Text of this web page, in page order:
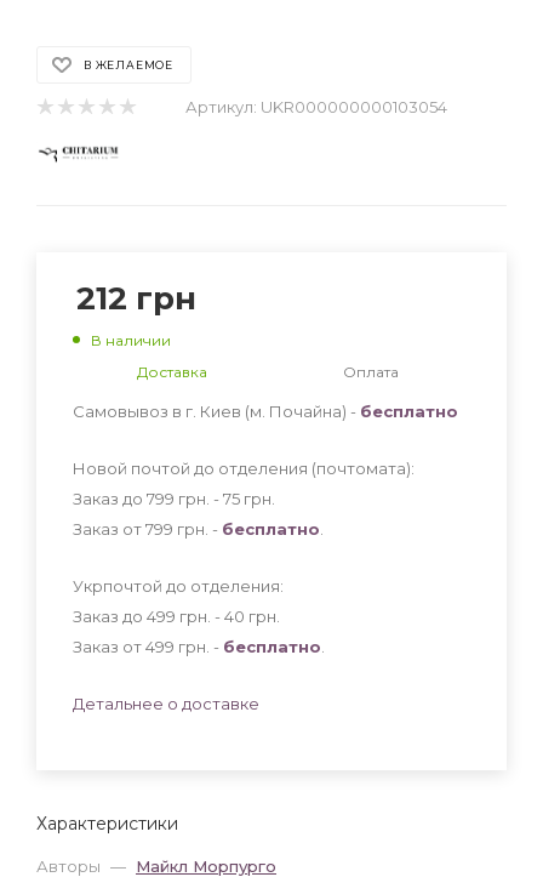
В ЖЕЛАЕМОЕ
Артикул: UKR000000000103054
Характеристики
Авторы — Майкл Морпурго
212 грн
В наличии
Доставка
Оплата
Самовывоз в г. Киев (м. Почайна) - бесплатно
Новой почтой до отделения (почтомата):
Заказ до 799 грн. - 75 грн
Заказ от 799 грн. - бесплатно
Укрпочтой до отделения:
Заказ до 499 грн. - 40 грн
Заказ от 499 грн. - бесплатно
Детальнее о доставке